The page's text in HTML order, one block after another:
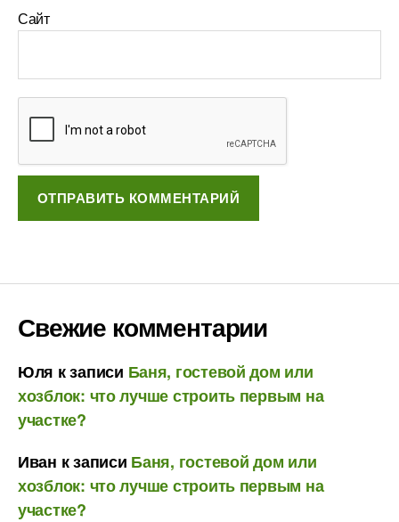
Сайт
Свежие комментарии
Юля к записи Баня, гостевой дом или
хозблок: что лучше строить первым на
участке?
Иван к записи Баня, гостевой дом или
хозблок: что лучше строить первым на
участке?